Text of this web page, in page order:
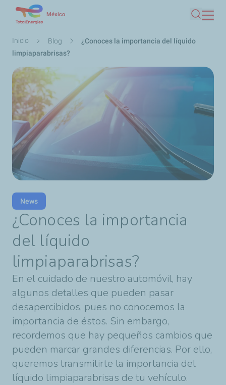
contenido
México
Buscar
Ruta
de
navegación
Inicio Blog
¿Conoces la importancia del líquido
limpiaparabrisas?
News
¿Conoces la importancia
del líquido
limpiaparabrisas?
En el cuidado de nuestro automóvil, hay
algunos detalles que pueden pasar
desapercibidos, pues no conocemos la
importancia de éstos. Sin embargo,
recordemos que hay pequeños cambios que
pueden marcar grandes diferencias. Por ello,
queremos transmitirte la importancia del
líquido limpiaparabrisas de tu vehículo.